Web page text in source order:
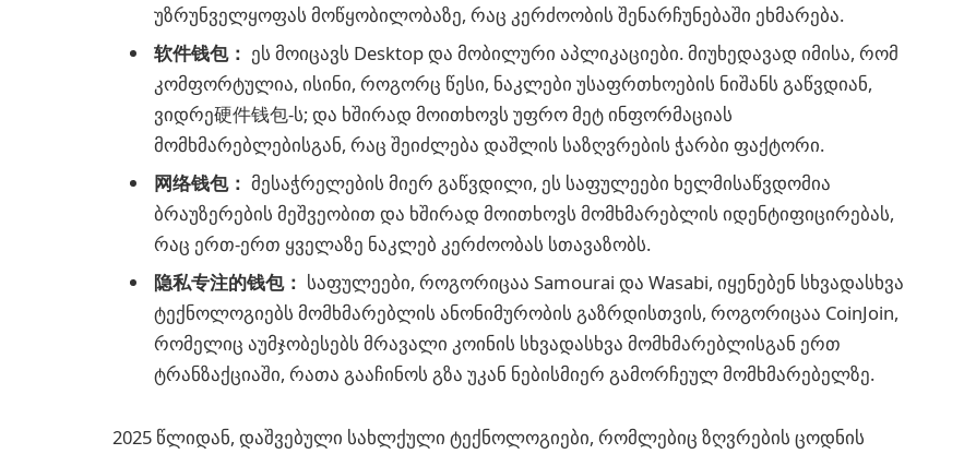
უზრუნველყოფას მოწყობილობაზე, რაც კერძოობის შენარჩუნებაში ეხმარება.
软件钱包： ეს მოიცავს Desktop და მობილური აპლიკაციები. მიუხედავად იმისა, რომ
კომფორტულია, ისინი, როგორც წესი, ნაკლები უსაფრთხოების ნიშანს გაწვდიან,
ვიდრე硬件钱包-ს; და ხშირად მოითხოვს უფრო მეტ ინფორმაციას
მომხმარებლებისგან, რაც შეიძლება დაშლის საზღვრების ჭარბი ფაქტორი.
网络钱包： მესაჭრელების მიერ გაწვდილი, ეს საფულეები ხელმისაწვდომია
ბრაუზერების მეშვეობით და ხშირად მოითხოვს მომხმარებლის იდენტიფიცირებას,
რაც ერთ-ერთ ყველაზე ნაკლებ კერძოობას სთავაზობს.
隐私专注的钱包： საფულეები, როგორიცაა Samourai და Wasabi, იყენებენ სხვადასხვა
ტექნოლოგიებს მომხმარებლის ანონიმურობის გაზრდისთვის, როგორიცაა CoinJoin,
რომელიც აუმჯობესებს მრავალი კოინის სხვადასხვა მომხმარებლისგან ერთ
ტრანზაქციაში, რათა გააჩინოს გზა უკან ნებისმიერ გამორჩეულ მომხმარებელზე.
2025 წლიდან, დაშვებული სახლქული ტექნოლოგიები, რომლებიც ზღვრების ცოდნის